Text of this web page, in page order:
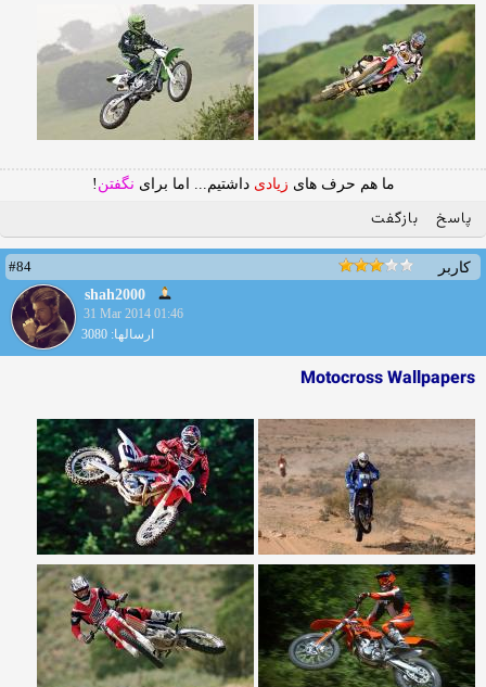
ما هم حرف های زیادی داشتیم... اما برای نگفتن !
پاسخ بازگفت
کاربر
#84
shah2000
31 Mar 2014 01:46
ارسالها: 3080
Motocross Wallpapers